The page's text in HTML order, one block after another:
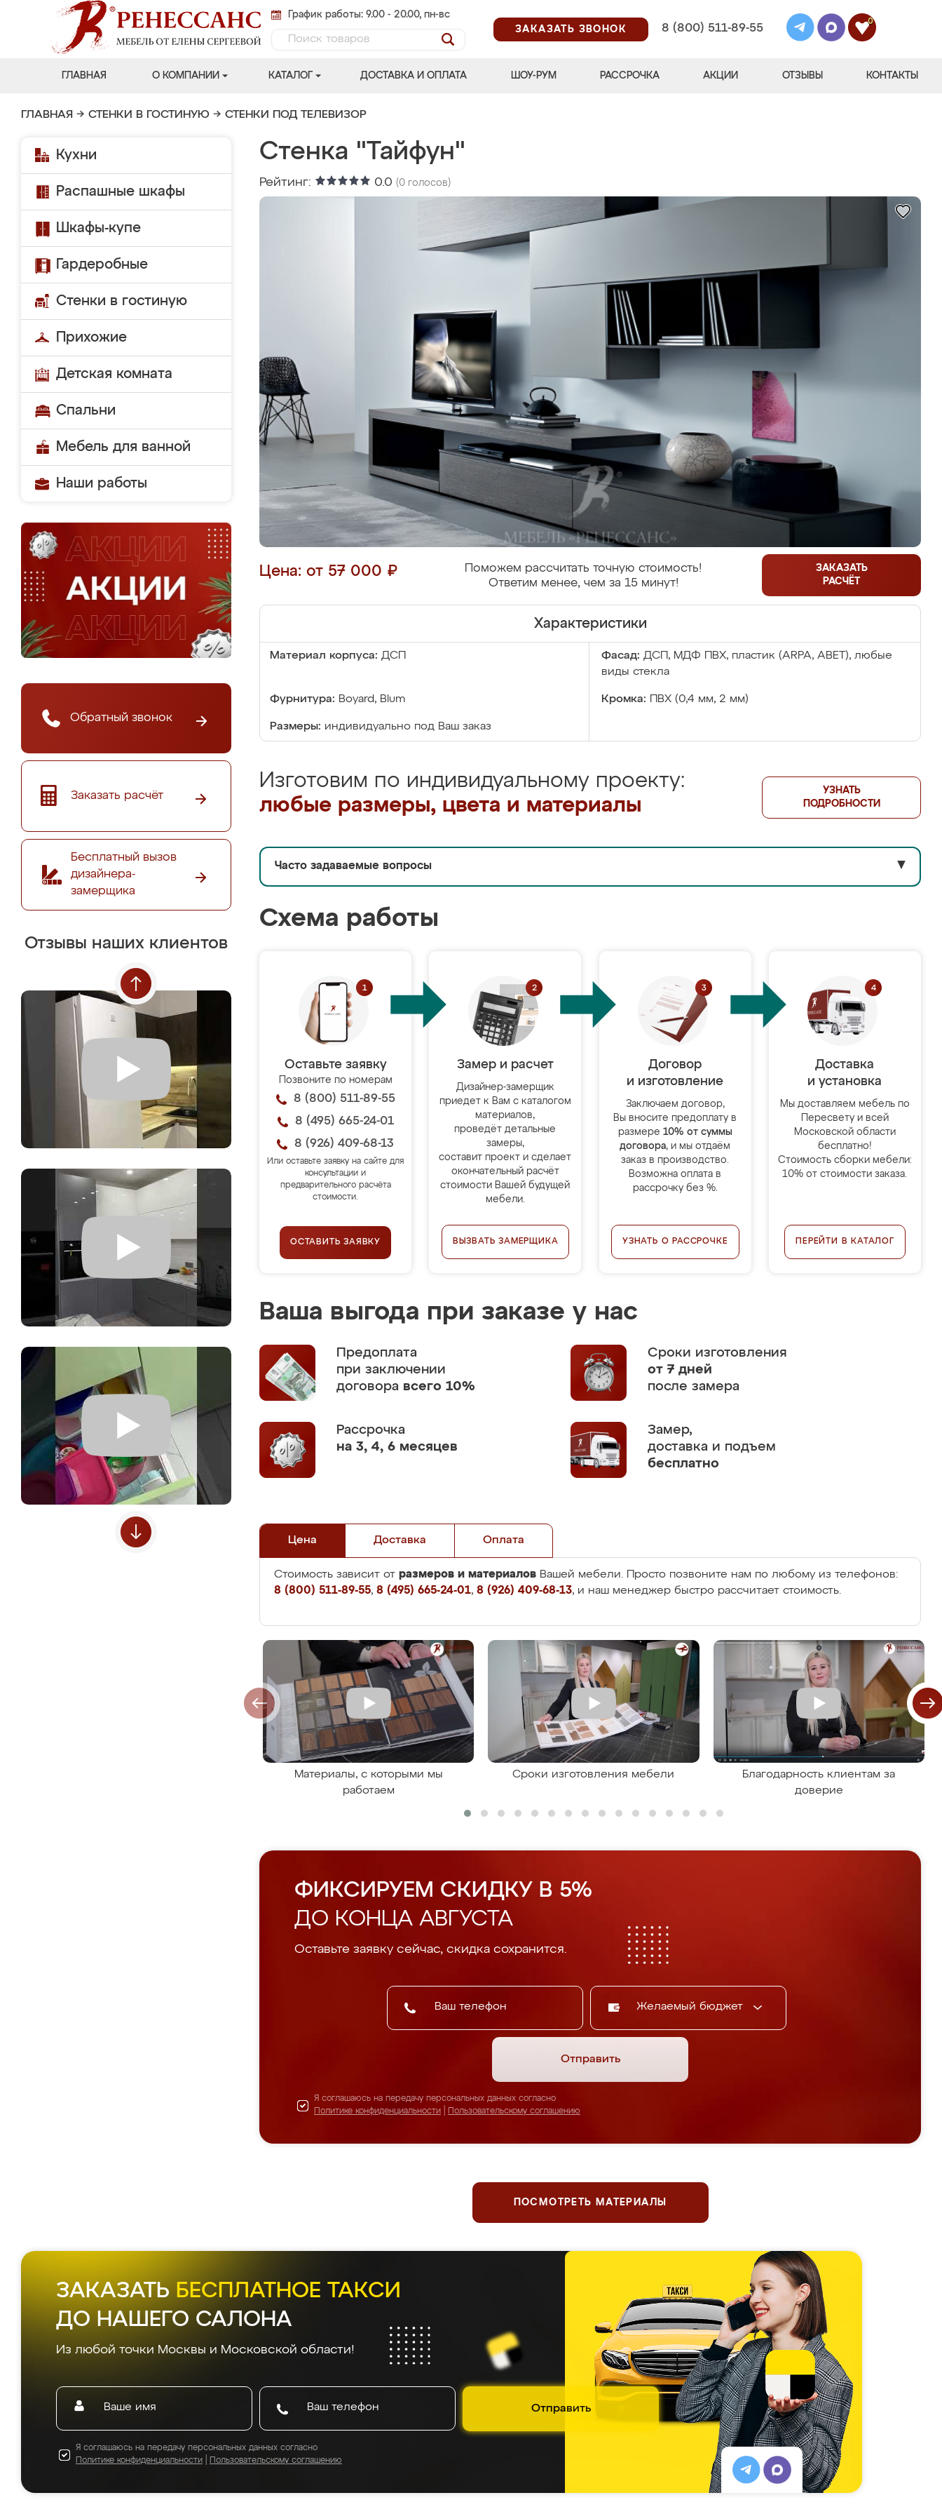
График работы: 9.00 - 20.00, пн-вс
ЗАКАЗАТЬ ЗВОНОК
8 (800) 511-89-55
0
ГЛАВНАЯ О КОМПАНИИ КАТАЛОГ ДОСТАВКА И ОПЛАТА ШОУ-РУМ РАССРОЧКА АКЦИИ ОТЗЫВЫ КОНТАКТЫ
ГЛАВНАЯ → СТЕНКИ В ГОСТИНУЮ → СТЕНКИ ПОД ТЕЛЕВИЗОР
Кухни
Распашные шкафы
Шкафы-купе
Гардеробные
Стенки в гостиную
Прихожие
Детская комната
Спальни
Мебель для ванной
Наши работы
Обратный звонок
Заказать расчёт
Бесплатный вызов
дизайнера-
замерщика
Отзывы наших клиентов
Стенка "Тайфун"
Рейтинг: 0.0 (0 голосов)
Цена: от 57 000 ₽
Поможем рассчитать точную стоимость!
Ответим менее, чем за 15 минут!
ЗАКАЗАТЬ
РАСЧЁТ
Характеристики
Материал корпуса: ДСП Фасад: ДСП, МДФ ПВХ, пластик (ARPA, ABET), любые
виды стекла
Фурнитура: Boyard, Blum Кромка: ПВХ (0,4 мм, 2 мм)
Размеры: индивидуально под Ваш заказ
Изготовим по индивидуальному проекту:
любые размеры, цвета и материалы
УЗНАТЬ
ПОДРОБНОСТИ
Часто задаваемые вопросы ▼
Схема работы
Оставьте заявку
Позвоните по номерам
8 (800) 511-89-55
8 (495) 665-24-01
8 (926) 409-68-13
Или оставьте заявку на сайте для
консультации и
предварительного расчёта
стоимости.
ОСТАВИТЬ ЗАЯВКУ
Замер и расчет
Дизайнер-замерщик
приедет к Вам с каталогом
материалов,
проведёт детальные
замеры,
составит проект и сделает
окончательный расчёт
стоимости Вашей будущей
мебели.
ВЫЗВАТЬ ЗАМЕРЩИКА
Договор
и изготовление
Заключаем договор,
Вы вносите предоплату в
размере 10% от суммы
договора, и мы отдаём
заказ в производство.
Возможна оплата в
рассрочку без %.
УЗНАТЬ О РАССРОЧКЕ
Доставка
и установка
Мы доставляем мебель по
Пересвету и всей
Московской области
бесплатно!
Стоимость сборки мебели:
10% от стоимости заказа.
ПЕРЕЙТИ В КАТАЛОГ
Ваша выгода при заказе у нас
Предоплата
при заключении
договора всего 10%
Сроки изготовления
от 7 дней
после замера
Рассрочка
на 3, 4, 6 месяцев
Замер,
доставка и подъем
бесплатно
Цена Доставка Оплата
Стоимость зависит от размеров и материалов Вашей мебели. Просто позвоните нам по любому из телефонов:
8 (800) 511-89-55, 8 (495) 665-24-01, 8 (926) 409-68-13, и наш менеджер быстро рассчитает стоимость.
Материалы, с которыми мы
работаем
Сроки изготовления мебели
Благодарность клиентам за
доверие
ФИКСИРУЕМ СКИДКУ В 5%
ДО КОНЦА АВГУСТА
Оставьте заявку сейчас, скидка сохранится.
Желаемый бюджет
Отправить
Я соглашаюсь на передачу персональных данных согласно
Политике конфиденциальности
Пользовательскому соглашению
ПОСМОТРЕТЬ МАТЕРИАЛЫ
ЗАКАЗАТЬ БЕСПЛАТНОЕ ТАКСИ
ДО НАШЕГО САЛОНА
Из любой точки Москвы и Московской области!
Отправить
Я соглашаюсь на передачу персональных данных согласно
Политике конфиденциальности
Пользовательскому соглашению